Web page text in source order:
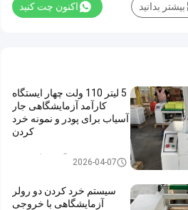
اکنون چت کنید بیشتر بدانید
5 لیتر 110 ولت چهار ایستگاه
کارآمد آزمایشگاهی جار
آسیاب برای پودر و نمونه خرد
کردن
2026-04-07
سیستم خرد کردن دو رولر
آزمایشگاهی با خروجی